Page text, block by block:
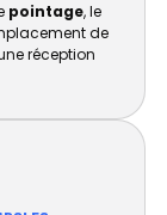
pointage, le
de
réception